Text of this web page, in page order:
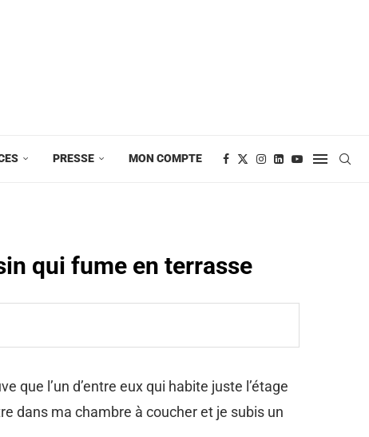
PRESSE MON COMPTE
qui fume en terrasse
que l’un d’entre eux qui habite juste l’étage
dans ma chambre à coucher et je subis un